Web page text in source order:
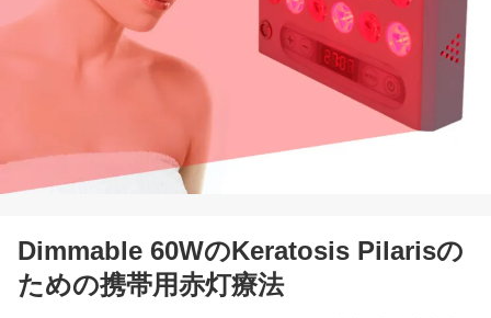
Dimmable 60WのKeratosis Pilarisの
ための携帯用赤灯療法